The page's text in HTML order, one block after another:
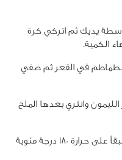
يديك ثم اتركي كرة
الكمية.
في القعر ثم صفي
وانثري بعدها الملح
أدخلي القالب الى فرن محمى مسبقاً على حرارة 180 درجة مئوية